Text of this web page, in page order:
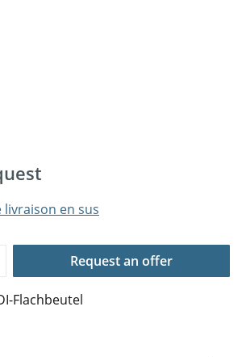
livraison en sus
produit : Entrez la
Request an offer
Flachbeutel